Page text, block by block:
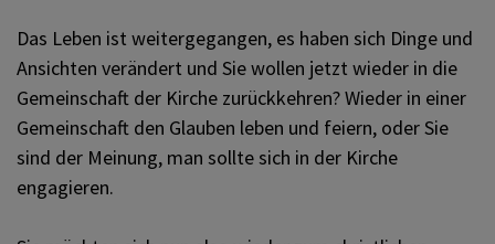
Begräbnis
Wiedereintritt
Das Leben ist weitergegangen, es haben sich Dinge und
Ansichten verändert und Sie wollen jetzt wieder in die
Gemeinschaft der Kirche zurückkehren? Wieder in einer
Gemeinschaft den Glauben leben und feiern, oder Sie
sind der Meinung, man sollte sich in der Kirche
engagieren.